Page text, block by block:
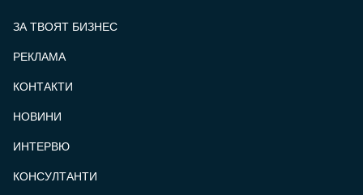
ЗА ТВОЯТ БИЗНЕС
РЕКЛАМА
КОНТАКТИ
НОВИНИ
ИНТЕРВЮ
КОНСУЛТАНТИ